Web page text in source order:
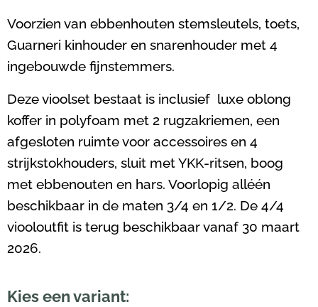
Voorzien van ebbenhouten stemsleutels, toets,
Guarneri kinhouder en snarenhouder met 4
ingebouwde fijnstemmers.
Deze vioolset bestaat is inclusief luxe oblong
koffer in polyfoam met 2 rugzakriemen, een
afgesloten ruimte voor accessoires en 4
strijkstokhouders, sluit met YKK-ritsen, boog
met ebbenouten en hars. Voorlopig alléén
beschikbaar in de maten 3/4 en 1/2. De 4/4
viooloutfit is terug beschikbaar vanaf 30 maart
2026.
Kies een variant: